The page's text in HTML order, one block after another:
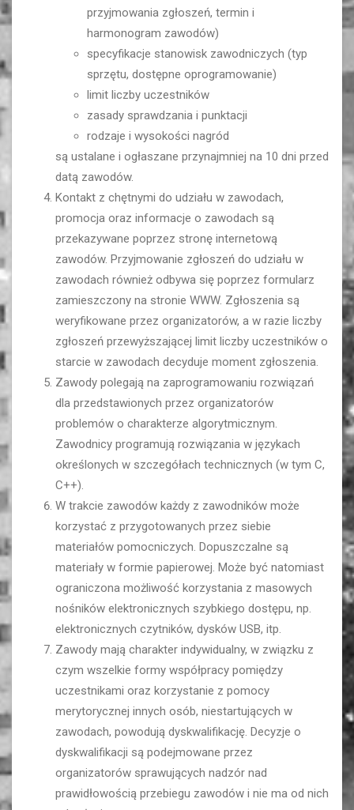
przyjmowania zgłoszeń, termin i
harmonogram zawodów)
specyfikacje stanowisk zawodniczych (typ
sprzętu, dostępne oprogramowanie)
limit liczby uczestników
zasady sprawdzania i punktacji
rodzaje i wysokości nagród
są ustalane i ogłaszane przynajmniej na 10 dni przed
datą zawodów.
Kontakt z chętnymi do udziału w zawodach,
promocja oraz informacje o zawodach są
przekazywane poprzez stronę internetową
zawodów. Przyjmowanie zgłoszeń do udziału w
zawodach również odbywa się poprzez formularz
zamieszczony na stronie WWW. Zgłoszenia są
weryfikowane przez organizatorów, a w razie liczby
zgłoszeń przewyższającej limit liczby uczestników o
starcie w zawodach decyduje moment zgłoszenia.
Zawody polegają na zaprogramowaniu rozwiązań
dla przedstawionych przez organizatorów
problemów o charakterze algorytmicznym.
Zawodnicy programują rozwiązania w językach
określonych w szczegółach technicznych (w tym C,
C++).
W trakcie zawodów każdy z zawodników może
korzystać z przygotowanych przez siebie
materiałów pomocniczych. Dopuszczalne są
materiały w formie papierowej. Może być natomiast
ograniczona możliwość korzystania z masowych
nośników elektronicznych szybkiego dostępu, np.
elektronicznych czytników, dysków USB, itp.
Zawody mają charakter indywidualny, w związku z
czym wszelkie formy współpracy pomiędzy
uczestnikami oraz korzystanie z pomocy
merytorycznej innych osób, niestartujących w
zawodach, powodują dyskwalifikację. Decyzje o
dyskwalifikacji są podejmowane przez
organizatorów sprawujących nadzór nad
prawidłowością przebiegu zawodów i nie ma od nich